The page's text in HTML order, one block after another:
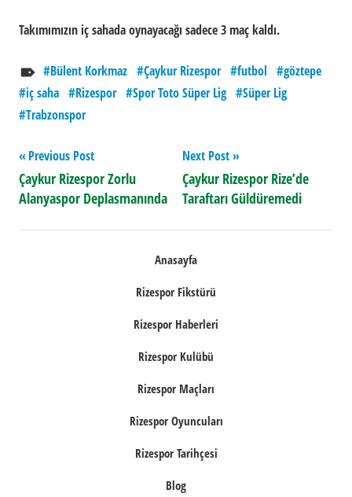
Takımımızın iç sahada oynayacağı sadece 3 maç kaldı.
Bülent Korkmaz Çaykur Rizespor futbol
göztepe
iç saha
Rizespor Spor Toto Süper Lig
Süper Lig
Trabzonspor
Yazı
gezinmesi
Previous Post
Çaykur Rizespor Zorlu
Alanyaspor Deplasmanında
Next Post
Çaykur Rizespor Rize’de
Taraftarı Güldüremedi
Anasayfa
Rizespor Fikstürü
Rizespor Haberleri
Rizespor Kulübü
Rizespor Maçları
Rizespor Oyuncuları
Rizespor Tarihçesi
Blog